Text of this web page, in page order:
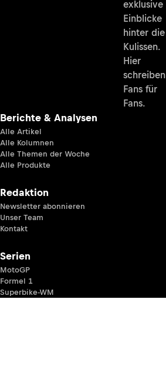
exklusive
Einblicke
hinter die
Kulissen.
Hier
schreiben
Fans für
Fans.
Berichte & Analysen
Alle Artikel
Alle Kolumnen
Alle Themen der Woche
Alle Produkte
Redaktion
Newsletter abonnieren
Unser Team
Kontakt
Serien
MotoGP
Formel 1
Superbike-WM